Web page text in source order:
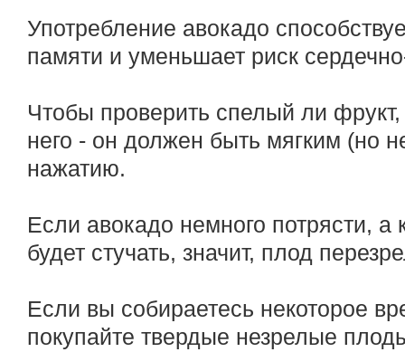
Употребление авокадо
памяти и уменьшает риск
Чтобы проверить спелый ли
него - он должен быть мягким (но
нажатию.
Если авокадо немного потрясти, а
будет стучать, значит, плод
Если вы собираетесь некоторое
покупайте твердые незрелые